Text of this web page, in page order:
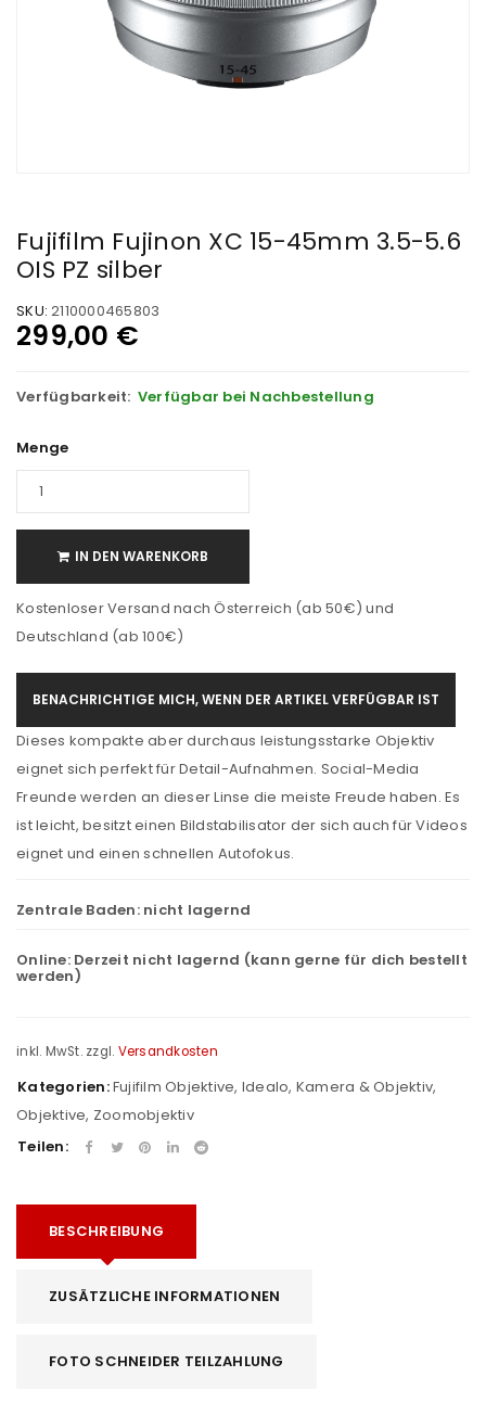
Fujifilm Fujinon XC 15-45mm 3.5-5.6
OIS PZ silber
SKU: 2110000465803
299,00 €
Verfügbarkeit: Verfügbar bei Nachbestellung
Menge
IN DEN WARENKORB
Kostenloser Versand nach Österreich (ab 50€) und
Deutschland (ab 100€)
BENACHRICHTIGE MICH, WENN DER ARTIKEL VERFÜGBAR IST
Dieses kompakte aber durchaus leistungsstarke Objektiv
eignet sich perfekt für Detail-Aufnahmen. Social-Media
Freunde werden an dieser Linse die meiste Freude haben. Es
ist leicht, besitzt einen Bildstabilisator der sich auch für Videos
eignet und einen schnellen Autofokus.
Zentrale Baden: nicht lagernd
Online: Derzeit nicht lagernd (kann gerne für dich bestellt
werden)
inkl. MwSt. zzgl. Versandkosten
Kategorien:Fujifilm Objektive, Idealo, Kamera & Objektiv,
Objektive, Zoomobjektiv
Teilen:
BESCHREIBUNG
ZUSÄTZLICHE INFORMATIONEN
FOTO SCHNEIDER TEILZAHLUNG